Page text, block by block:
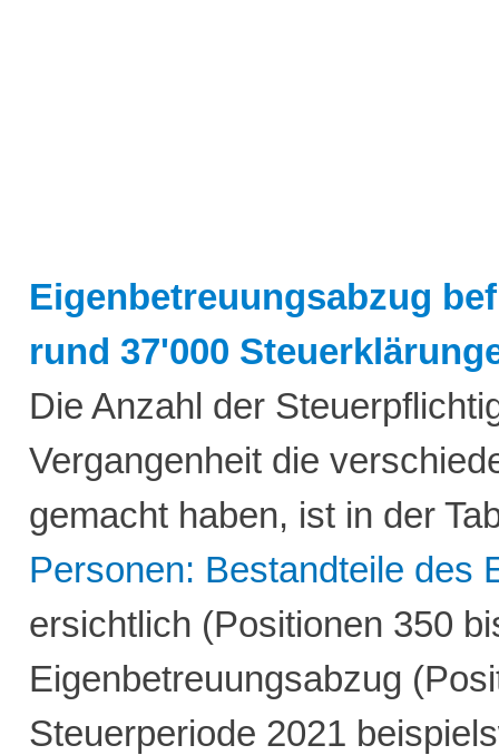
Eigenbetreuungsabzug
rund 37'000
Die Anzahl der
Vergangenheit die
gemacht haben, ist in der
Personen: Bestandteile des
ersichtlich (Positionen 350
Eigenbetreuungsabzug
Steuerperiode 2021